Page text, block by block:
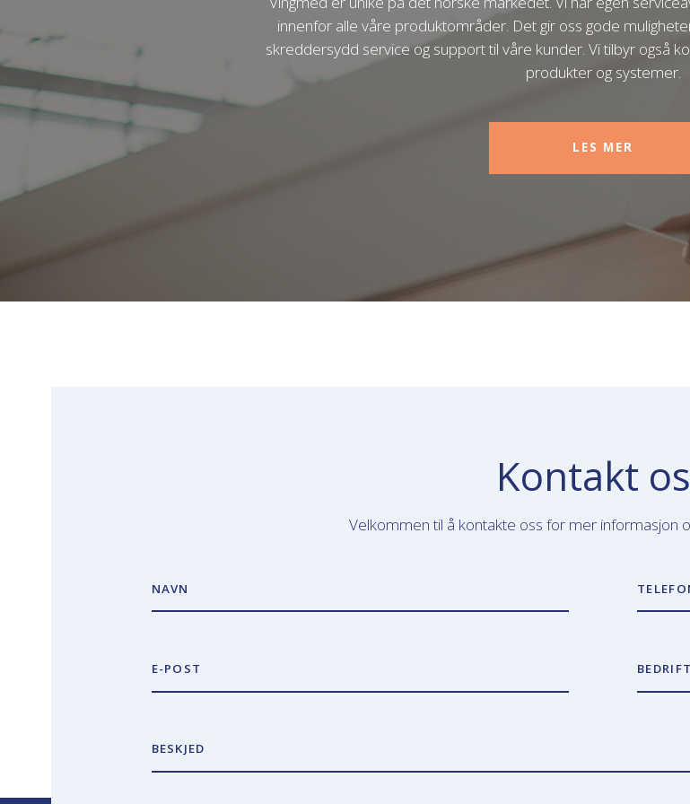
innenfor alle våre produktområder. Det gir oss gode
skreddersydd service og support til våre kunder. Vi tilbyr også
produkter og systemer.
LES MER
Kontakt
Velkommen til å kontakte oss for mer informasjon
NAVN
E-POST
BESKJED